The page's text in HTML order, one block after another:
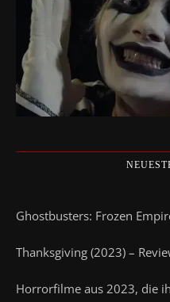
Ghostbusters: Frozen
Thanksgiving (2023) –
Horrorfilme aus 2023, die